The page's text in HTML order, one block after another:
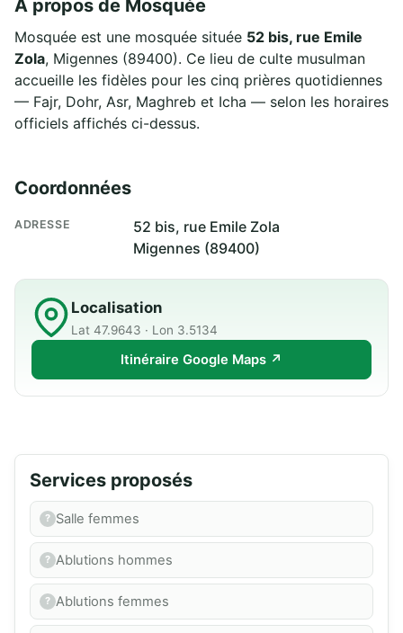
À propos de Mosquée
Mosquée est une mosquée située 52 bis, rue Emile
Zola, Migennes (89400). Ce lieu de culte musulman
accueille les fidèles pour les cinq prières quotidiennes
— Fajr, Dohr, Asr, Maghreb et Icha — selon les horaires
officiels affichés ci-dessus.
Coordonnées
ADRESSE
52 bis, rue Emile Zola
Migennes (89400)
Localisation
Lat 47.9643 · Lon 3.5134
Itinéraire Google Maps ↗
Services proposés
Salle femmes
Ablutions hommes
Ablutions femmes